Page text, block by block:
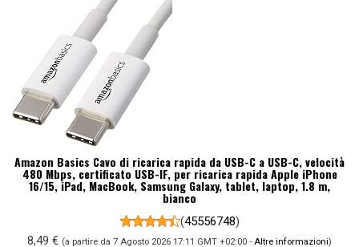
Amazon Basics Cavo di ricarica rapida da USB-C a USB-C, velocità
480 Mbps, certificato USB-IF, per ricarica rapida Apple iPhone
16/15, iPad, MacBook, Samsung Galaxy, tablet, laptop, 1.8 m,
bianco
(45556748)
8,49 € (a partire da 7 Agosto 2026 17:11 GMT +02:00 - Altre informazioni)